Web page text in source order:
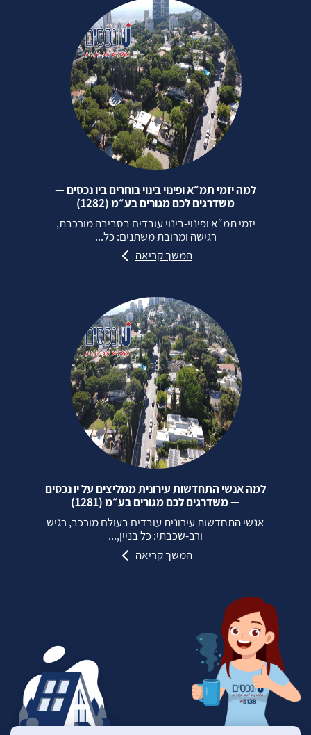
למה יזמי תמ״א ופינוי בינוי בוחרים ביו נכסים —
משדרגים לכם מגורים בע״מ (1282)
יזמי תמ״א ופינוי‑בינוי עובדים בסביבה מורכבת,
רגישה ומרובת משתנים: כל...
המשך קריאה
למה אנשי התחדשות עירונית ממליצים על יו נכסים
— משדרגים לכם מגורים בע״מ (1281)
אנשי התחדשות עירונית עובדים בעולם מורכב, רגיש
ורב‑שכבתי: כל בניין,...
המשך קריאה